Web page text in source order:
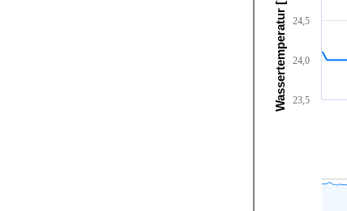
Wassertemperatur [°C] 24,0
23,5
24,5